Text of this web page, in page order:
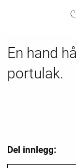
En hand
portulak.
Del innlegg: